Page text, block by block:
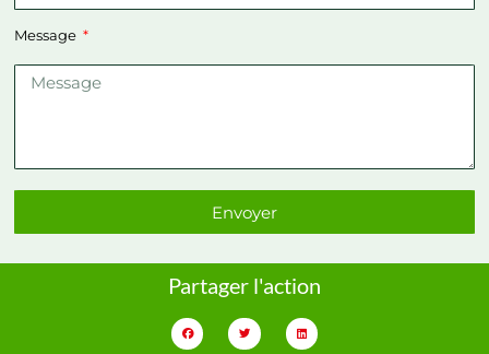
Message
Envoyer
Partager l'action